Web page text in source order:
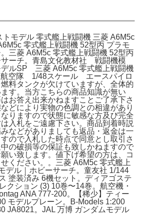
トモデル 零式艦上戦闘機 三菱 A6M5c
零式艦上戦闘機 52型丙 プラモ
三菱 A6M5c 零式艦上戦闘機 52型丙
サーチ。青島文化教材社 戦闘機模
ルSP 三菱 A6M5c 零式艦上戦闘機
航空隊 1/48スケール エースパイロ
タンクが欠けていますが、全体的
す。当方こちらの商品知識が無い
お答え出来かねますことご了承下さ
どにより実物の色調との相違があり
りますので状態に敏感な方及び完全
入札をご遠慮下さい。商品到着時説
などがありましても返品・返金は一
ので入札した時点で同意とし取引さ
の破損等の保証も致しかねますので
い致します。値下げ希望の方は、コ
ください。。三菱 A6M5c 零式艦上
デル｜ホビーサーチ。童友社 1/144
塗装済み 6機セット。ディアゴステ
クション (3) 10巻〜14巻。航空機・
ANA 777-200。【稀少】ティー
モデルプレーン。B-Models 1:200
JA8021。JAL 万博 ガンダムモデル